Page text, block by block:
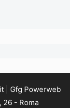
| Gfg Powerweb
26 - Roma